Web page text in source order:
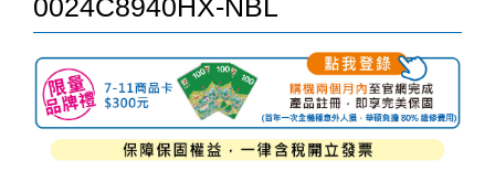
0024C8940HX-NBL